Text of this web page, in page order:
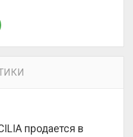
продается в